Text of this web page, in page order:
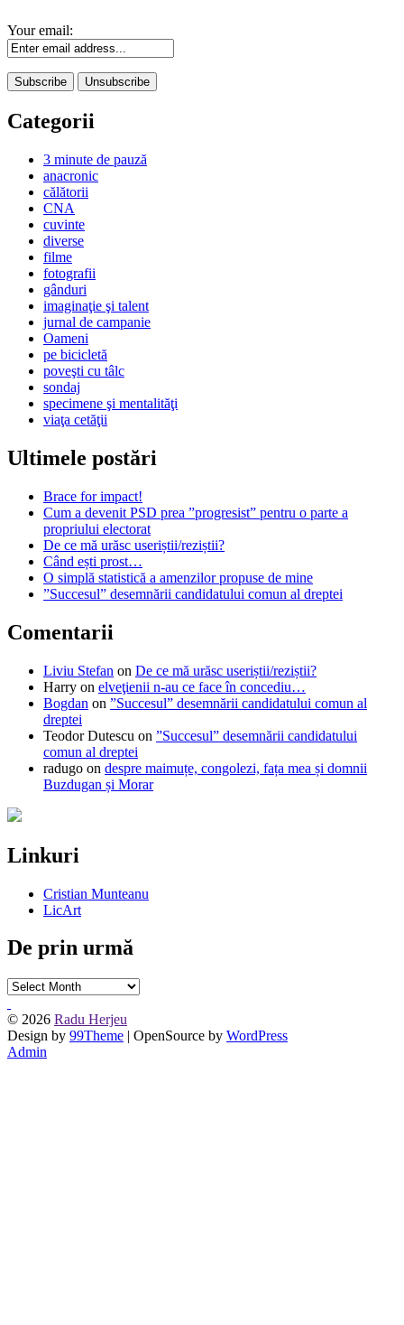
Your email:
Categorii
3 minute de pauză
anacronic
călătorii
CNA
cuvinte
diverse
filme
fotografii
gânduri
imaginaţie şi talent
jurnal de campanie
Oameni
pe bicicletă
poveşti cu tâlc
sondaj
specimene şi mentalităţi
viaţa cetăţii
Ultimele postări
Brace for impact!
Cum a devenit PSD prea ”progresist” pentru o parte a
propriului electorat
De ce mă urăsc useriștii/reziștii?
Când ești prost…
O simplă statistică a amenzilor propuse de mine
”Succesul” desemnării candidatului comun al dreptei
Comentarii
Liviu Stefan on De ce mă urăsc useriștii/reziștii?
Harry on elveţienii n-au ce face în concediu…
Bogdan on ”Succesul” desemnării candidatului comun al
dreptei
Teodor Dutescu on ”Succesul” desemnării candidatului
comun al dreptei
radugo on despre maimuțe, congolezi, fața mea și domnii
Buzdugan și Morar
Linkuri
Cristian Munteanu
LicArt
De prin urmă
De
urmă
© 2026 Radu Herjeu
Design by 99Theme | OpenSource by WordPress
Admin